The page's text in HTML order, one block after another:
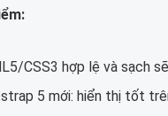
CSS3 hợp lệ và sạch sẽ
5 mới: hiển thị tốt